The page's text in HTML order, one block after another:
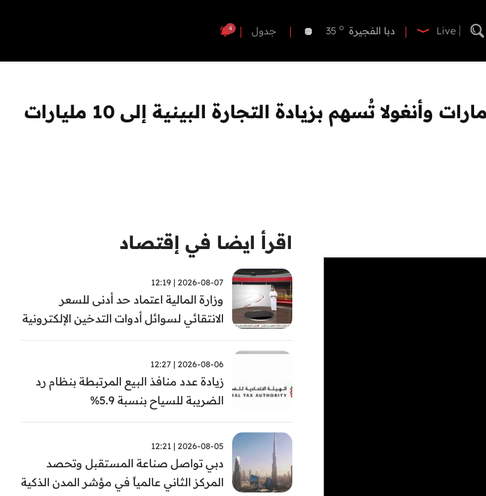
Live دبا الفجيرة 35 o
أم القيوين 40 o
جدول 4
معالي الدكتور ثاني الزيودي: الشراكة الاقتصادية بين الإمارات وأنغولا تُسهم بزيادة التجارة البينية إلى 10 مليارات
اقرأ ايضا في إقتصاد
2026-08-07 | 12:19
وزارة المالية اعتماد حد أدنى للسعر
الانتقائي لسوائل أدوات التدخين الإلكترونية
من أول سبتمبر
2026-08-06 | 12:27
زيادة عدد منافذ البيع المرتبطة بنظام رد
الضريبة للسياح بنسبة 5.9%
2026-08-05 | 12:21
دبي تواصل صناعة المستقبل وتحصد
المركز الثاني عالمياً في مؤشر المدن الذكية